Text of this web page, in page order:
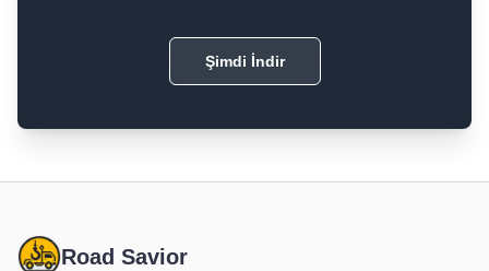
Şimdi İndir
Road Savior